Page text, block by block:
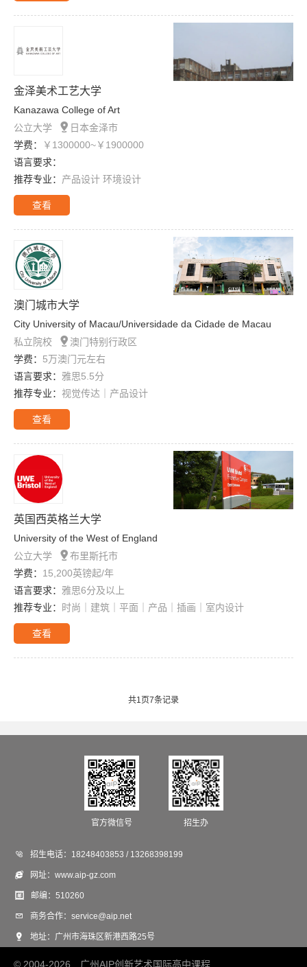
金泽美术工艺大学
Kanazawa College of Art
公立大学
 日本金泽市
学费：
￥1300000~￥1900000
语言要求：
推荐专业： 产品设计 环境设计
查看
澳门城市大学
City University of Macau/Universidade da Cidade de Macau
私立院校
 澳门特别行政区
学费： 5万澳门元左右
语言要求： 雅思5.5分
推荐专业： 视觉传达｜产品设计
查看
英国西英格兰大学
University of the West of England
公立大学
布里斯托市
学费： 15,200英镑起/年
语言要求： 雅思6分及以上
推荐专业：
时尚｜建筑｜平面｜产品｜插画｜室内设计
查看
共1 页7条记录
官方微信号 招生办
 招生电话： 18248403853 / 13268398199
 网址：www.aip-gz.com
 邮编：510260
 商务合作：service@aip.net
 地址： 广州市海珠区新港西路25号
© 2004-2026 广州AIP创新艺术国际高中课程